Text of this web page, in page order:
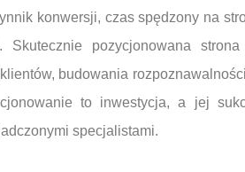
konwersji, czas spędzony na
Skutecznie pozycjonowana
budowania
to inwestycja, a jej
specjalistami.